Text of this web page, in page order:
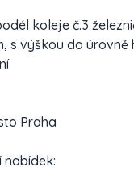
koleje č.3
s výškou do
Praha
nabídek: